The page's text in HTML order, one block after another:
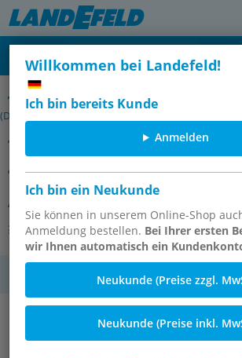
Willkommen bei Landefeld!
Ich bin bereits Kunde
Anmelden
Ich bin ein Neukunde
Sie können in unserem Online-Shop
Anmeldung bestellen. Bei Ihrer ersten
wir Ihnen automatisch ein
Neukunde (Preise zzgl.
Neukunde (Preise inkl.
Tankwagen-Kupplungen (M-Teil),
(DIN 28450)
Tankwagenkupplung
4", 1.4408
Artikelnummer:
Andere Varianten des Artikels